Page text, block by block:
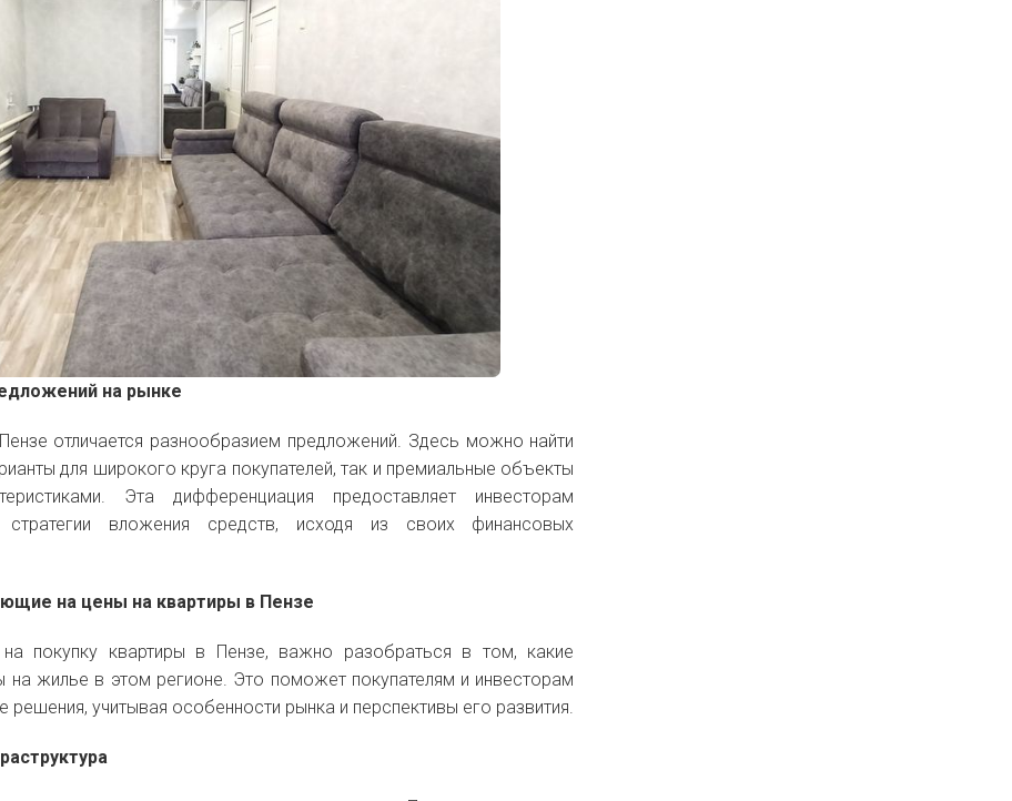
на рынке
отличается разнообразием предложений. Здесь можно найти
для широкого круга покупателей, так и премиальные объекты
Эта дифференциация предоставляет инвесторам
вложения средств, исходя из своих финансовых
на цены на квартиры в Пензе
покупку квартиры в Пензе, важно разобраться в том, какие
на жилье в этом регионе. Это поможет покупателям и инвесторам
учитывая особенности рынка и перспективы его развития.